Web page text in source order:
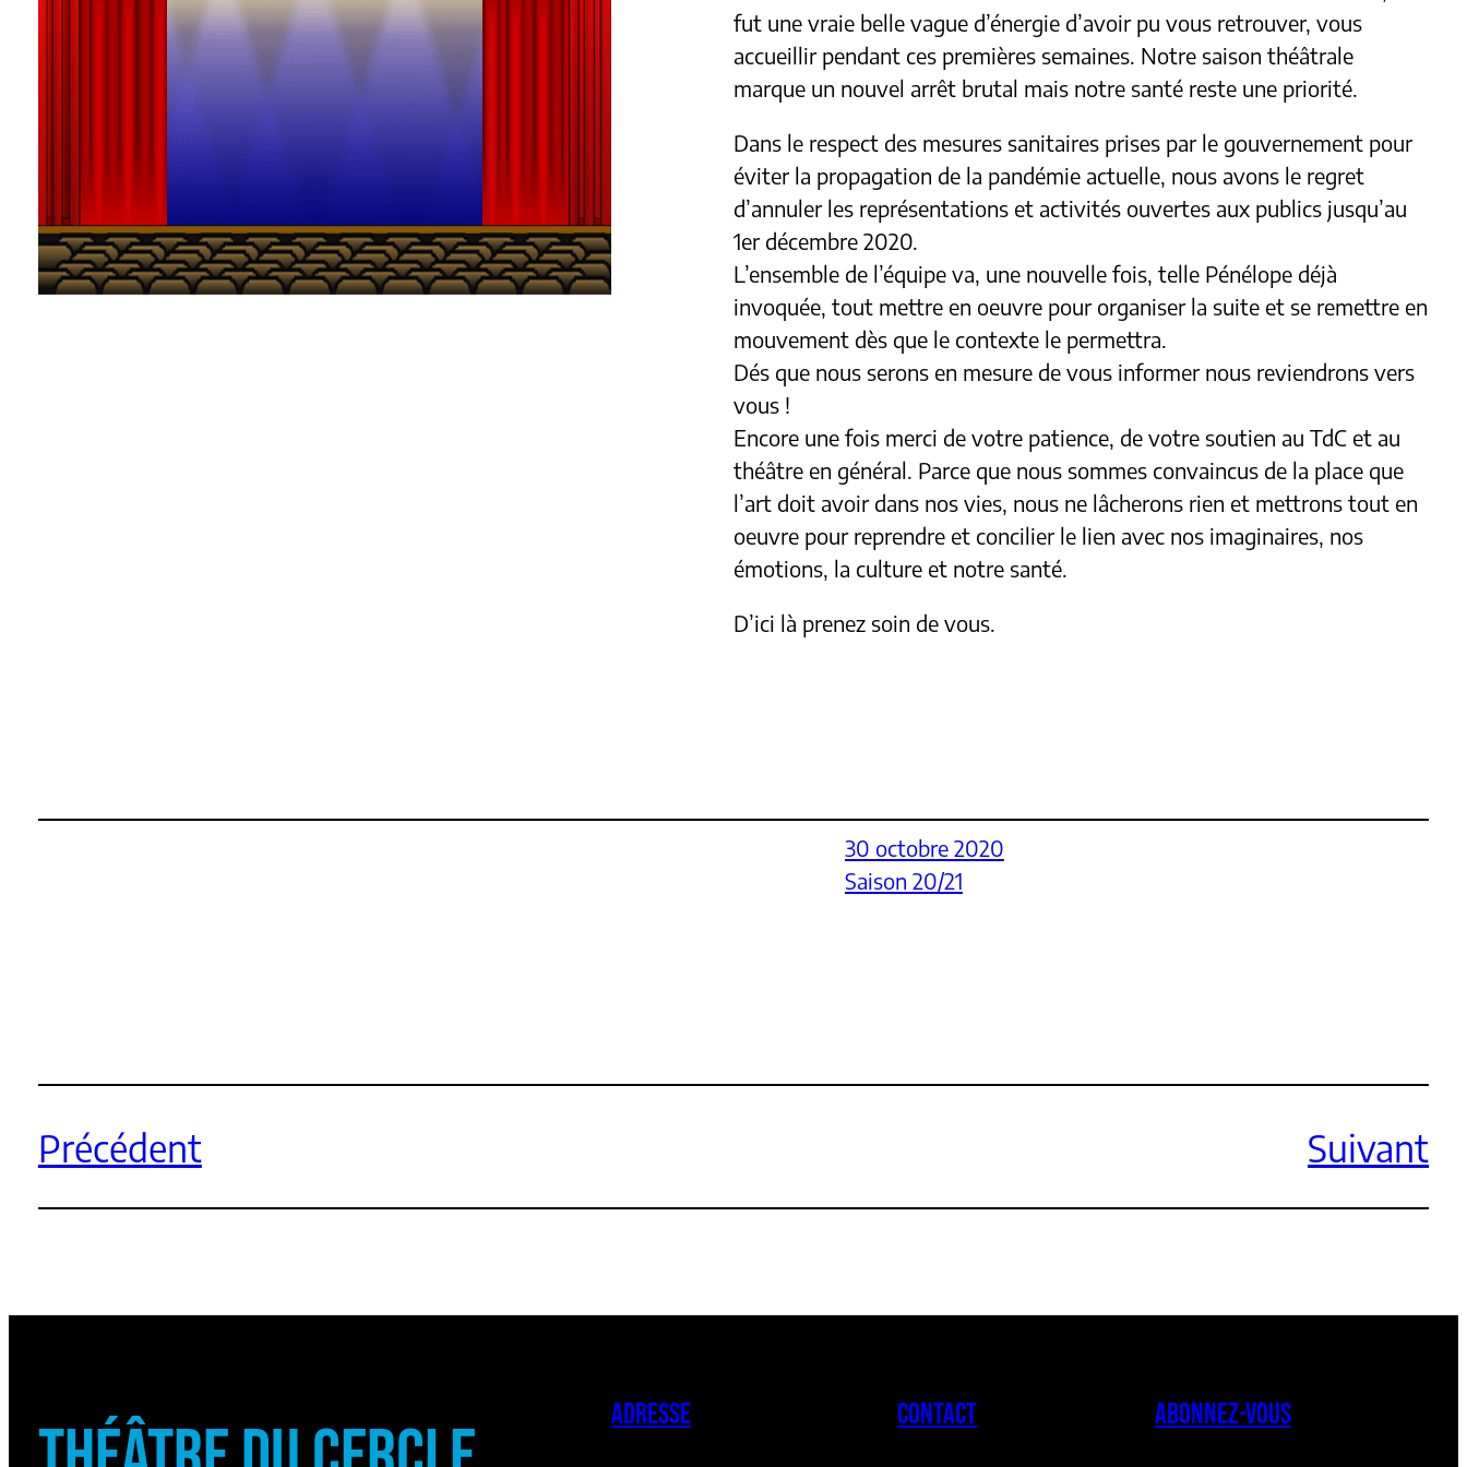
fut une vraie belle vague d’énergie d’avoir pu vous retrouver, vous
accueillir pendant ces premières semaines. Notre saison théâtrale
marque un nouvel arrêt brutal mais notre santé reste une priorité.
Dans le respect des mesures sanitaires prises par le gouvernement pour
éviter la propagation de la pandémie actuelle, nous avons le regret
d’annuler les représentations et activités ouvertes aux publics jusqu’au
1er décembre 2020.
L’ensemble de l’équipe va, une nouvelle fois, telle Pénélope déjà
invoquée, tout mettre en oeuvre pour organiser la suite et se remettre en
mouvement dès que le contexte le permettra.
Dés que nous serons en mesure de vous informer nous reviendrons vers
vous !
Encore une fois merci de votre patience, de votre soutien au TdC et au
théâtre en général. Parce que nous sommes convaincus de la place que
l’art doit avoir dans nos vies, nous ne lâcherons rien et mettrons tout en
oeuvre pour reprendre et concilier le lien avec nos imaginaires, nos
émotions, la culture et notre santé.
D’ici là prenez soin de vous.
30 octobre 2020
Saison 20/21
Précédent Suivant
ADRESSE CONTACT ABONNEZ-VOUS